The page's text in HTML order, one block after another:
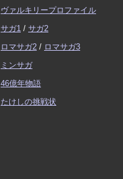
ヴァルキリープロファイル
サガ1 / サガ2
ロマサガ2 / ロマサガ3
ミンサガ
46億年物語
たけしの挑戦状